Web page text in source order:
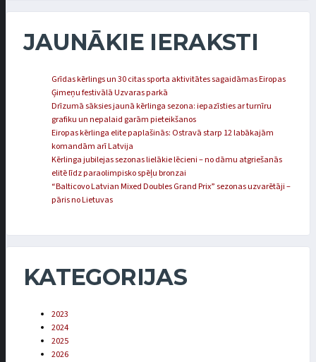
JAUNĀKIE IERAKSTI
Grīdas kērlings un 30 citas sporta aktivitātes sagaidāmas Eiropas
Ģimeņu festivālā Uzvaras parkā
Drīzumā sāksies jaunā kērlinga sezona: iepazīsties ar turnīru
grafiku un nepalaid garām pieteikšanos
Eiropas kērlinga elite paplašinās: Ostravā starp 12 labākajām
komandām arī Latvija
Kērlinga jubilejas sezonas lielākie lēcieni – no dāmu atgriešanās
elitē līdz paraolimpisko spēļu bronzai
“Balticovo Latvian Mixed Doubles Grand Prix” sezonas uzvarētāji –
pāris no Lietuvas
KATEGORIJAS
2023
2024
2025
2026